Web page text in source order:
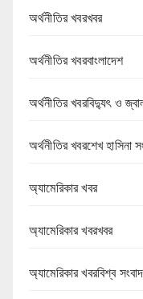
অর্থনীতির খবরখবর
অর্থনীতির খবরবাংলাদেশ
অর্থনীতির খবরবিদ্যুৎ ও
অর্থনীতির খবরশেখ হাসিনা
অ্যামেরিকার খবর
অ্যামেরিকার খবরখবর
অ্যামেরিকার খবরবিশ্ব সংবাদ